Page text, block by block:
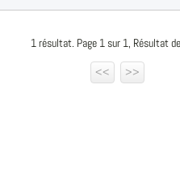
1 résultat. Page 1 sur 1, Résultat
<<
>>